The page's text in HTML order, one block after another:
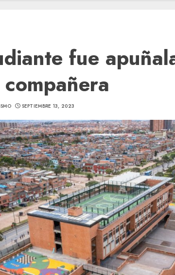
fue
SEPTIEMBRE 13, 2023